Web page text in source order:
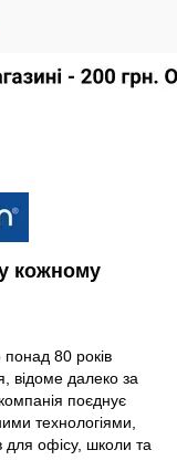
у кожному
80 років
відоме далеко за
поєднує
технологіями,
для офісу, школи та